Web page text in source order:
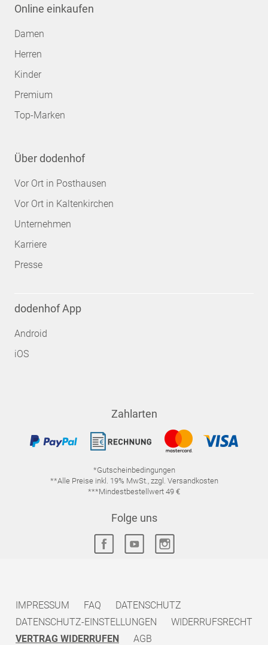
Online einkaufen
Damen
Herren
Kinder
Premium
Top-Marken
Über dodenhof
Vor Ort in Posthausen
Vor Ort in Kaltenkirchen
Unternehmen
Karriere
Presse
dodenhof App
Android
iOS
Zahlarten
*Gutscheinbedingungen
**Alle Preise inkl. 19% MwSt., zzgl. Versandkosten
***Mindestbestellwert 49 €
Folge uns
IMPRESSUM FAQ
DATENSCHUTZ
DATENSCHUTZ-EINSTELLUNGEN
WIDERRUFSRECHT
VERTRAG WIDERRUFEN
AGB